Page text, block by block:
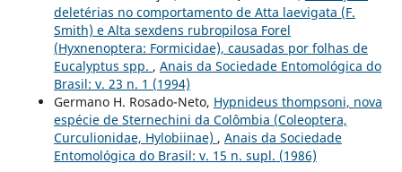
deletérias no comportamento de Atta laevigata (F.
Smith) e Alta sexdens rubropilosa Forel
(Hyxnenoptera: Formicidae), causadas por folhas de
Eucalyptus spp. , Anais da Sociedade Entomológica do
Brasil: v. 23 n. 1 (1994)
Germano H. Rosado-Neto, Hypnideus thompsoni, nova
espécie de Sternechini da Colômbia (Coleoptera,
Curculionidae, Hylobiinae) , Anais da Sociedade
Entomológica do Brasil: v. 15 n. supl. (1986)